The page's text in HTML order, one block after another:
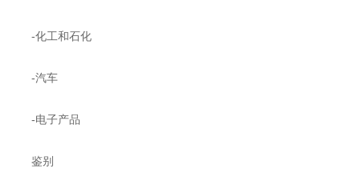
-化工和石化
-汽车
-电子产品
鉴别